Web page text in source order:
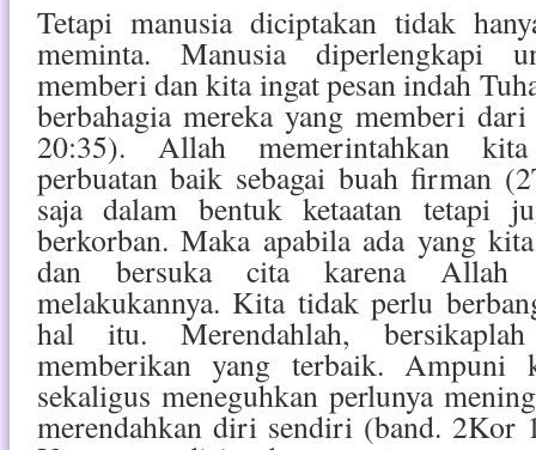
Tetapi manusia diciptakan tidak
meminta. Manusia diperlengkapi
memberi dan kita ingat pesan indah
berbahagia mereka yang memberi
20:35). Allah memerintahkan
perbuatan baik sebagai buah firman
saja dalam bentuk ketaatan tetapi
berkorban. Maka apabila ada yang
dan bersuka cita karena Allah
melakukannya. Kita tidak perlu
hal itu. Merendahlah,
memberikan yang terbaik.
sekaligus meneguhkan perlunya
merendahkan diri sendiri (band. 2Kor